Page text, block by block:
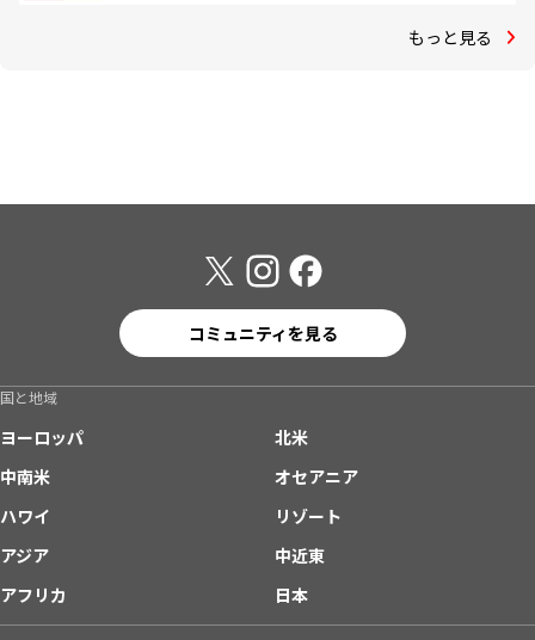
もっと見る
コミュニティを見る
国と地域
ヨーロッパ
北米
中南米
オセアニア
ハワイ
リゾート
アジア
中近東
アフリカ
日本